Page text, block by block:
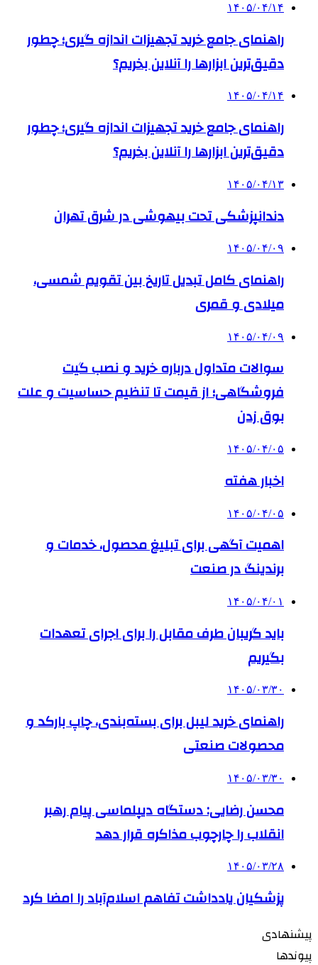
۱۴۰۵/۰۴/۱۴
راهنمای جامع خرید تجهیزات اندازه گیری؛ چطور
دقیق‌ترین ابزارها را آنلاین بخریم؟
۱۴۰۵/۰۴/۱۴
راهنمای جامع خرید تجهیزات اندازه گیری؛ چطور
دقیق‌ترین ابزارها را آنلاین بخریم؟
۱۴۰۵/۰۴/۱۳
دندانپزشکی تحت بیهوشی در شرق تهران
۱۴۰۵/۰۴/۰۹
راهنمای کامل تبدیل تاریخ بین تقویم شمسی،
میلادی و قمری
۱۴۰۵/۰۴/۰۹
سوالات متداول درباره خرید و نصب گیت
فروشگاهی؛ از قیمت تا تنظیم حساسیت و علت
بوق زدن
۱۴۰۵/۰۴/۰۵
اخبار هفته
۱۴۰۵/۰۴/۰۵
اهمیت آگهی برای تبلیغ محصول، خدمات و
برندینگ در صنعت
۱۴۰۵/۰۴/۰۱
باید گریبان طرف مقابل را برای اجرای تعهدات
بگیریم
۱۴۰۵/۰۳/۳۰
راهنمای خرید لیبل برای بسته‌بندی، چاپ بارکد و
محصولات صنعتی
۱۴۰۵/۰۳/۳۰
محسن رضایی: دستگاه دیپلماسی پیام رهبر
انقلاب را چارچوب مذاکره قرار دهد
۱۴۰۵/۰۳/۲۸
پزشکیان یادداشت تفاهم اسلام‌آباد را امضا کرد
پیشنهادی
پیوندها